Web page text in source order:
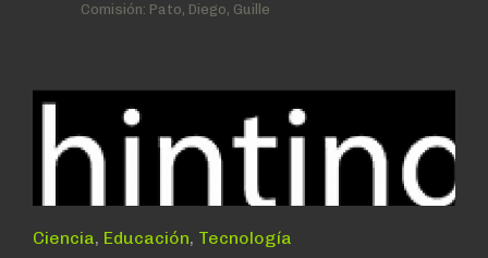
Comisión: Pato, Diego, Guille
Ciencia, Educación, Tecnología